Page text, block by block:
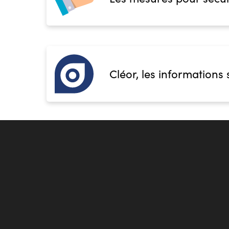
Accès handicap :
Oui
Hébergement :
Restauration :Une salle de pause accueillante
quais de trains et arrêt de bus.
Cléor, les informations